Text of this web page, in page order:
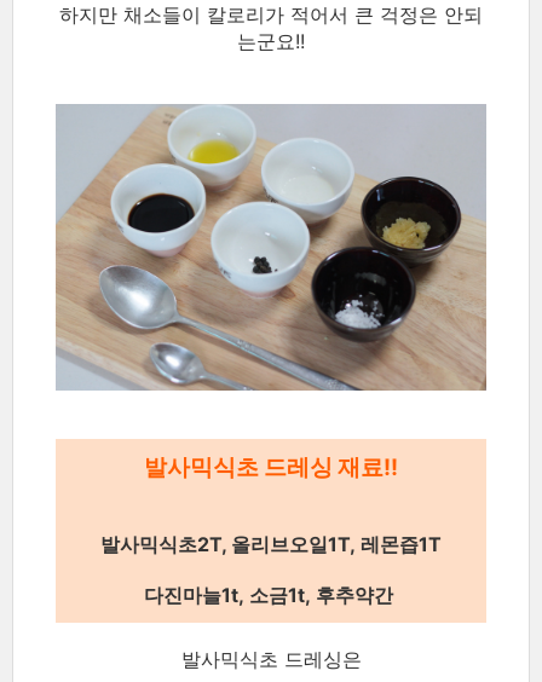
하지만 채소들이 칼로리가 적어서 큰 걱정은 안되
는군요!!
발사믹식초 드레싱 재료!!
발사믹식초2T, 올리브오일1T, 레몬즙1T
다진마늘1t, 소금1t, 후추약간
발사믹식초 드레싱은